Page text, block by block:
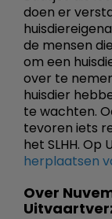
doen er
de mensen
om een
over te
huisdier
te wachten.
tevoren iets
het SLHH.
herplaatsen
Over